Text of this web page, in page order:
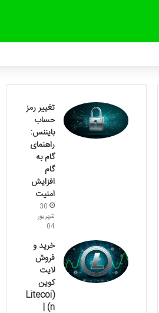
تغییر رمز
حساب
بایننس:
راهنمای
گام به
گام
افزایش
امنیت
30
شهریور
04
خرید و
فروش
لایت
کوین
(Litecoi
n) |